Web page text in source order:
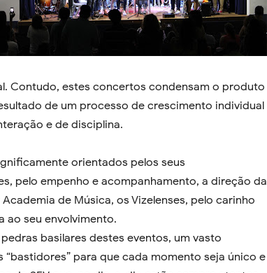
Contudo, estes concertos condensam o produto
de um processo de crescimento individual
e de disciplina.
orientados pelos seus
pelo empenho e acompanhamento, a direção da
de Música, os Vizelenses, pelo carinho
ao seu envolvimento.
basilares destes eventos, um vasto
“bastidores” para que cada momento seja único e